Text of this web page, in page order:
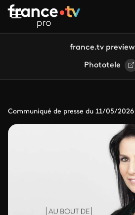
Aller au contenu principal
france.tv preview
Phototele
Communiqué de presse du 11/05/2026